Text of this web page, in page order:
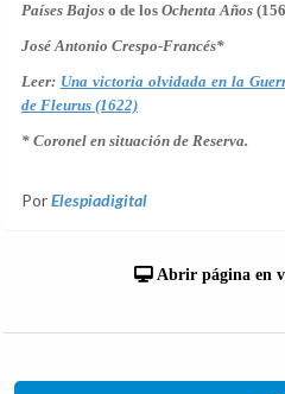
Países Bajos o de los Ochenta Años
José Antonio Crespo-Francés*
Leer: Una victoria olvidada en la
de Fleurus (1622)
* Coronel en situación de Reserva.
PorElespiadigital
Abrir página en